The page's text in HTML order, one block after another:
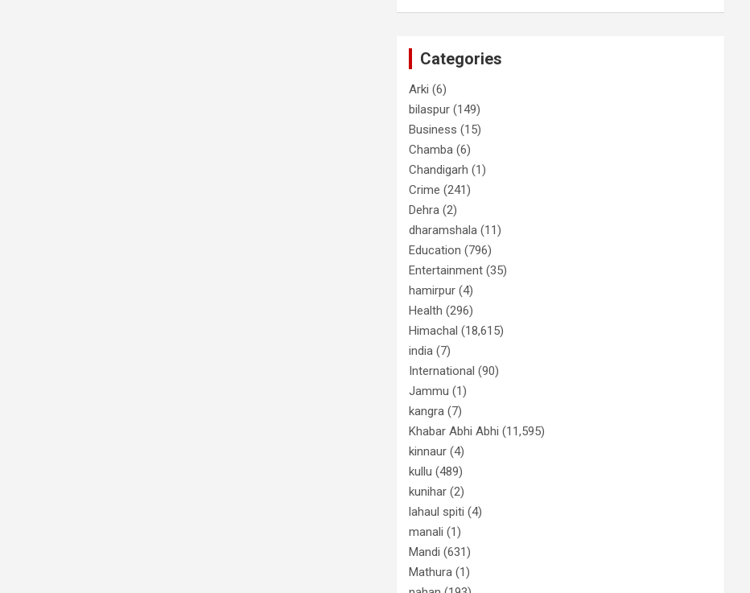
Categories
Arki (6)
bilaspur (149)
Business (15)
Chamba (6)
Chandigarh (1)
Crime (241)
Dehra (2)
dharamshala (11)
Education (796)
Entertainment (35)
hamirpur (4)
Health (296)
Himachal (18,615)
india (7)
International (90)
Jammu (1)
kangra (7)
Khabar Abhi Abhi (11,595)
kinnaur (4)
kullu (489)
kunihar (2)
lahaul spiti (4)
manali (1)
Mandi (631)
Mathura (1)